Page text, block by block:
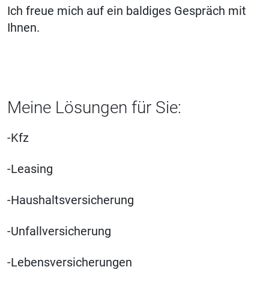
Ich freue mich auf ein baldiges Gespräch mit
Ihnen.
Meine Lösungen für Sie:
-Kfz
-Leasing
-Haushaltsversicherung
-Unfallversicherung
-Lebensversicherungen